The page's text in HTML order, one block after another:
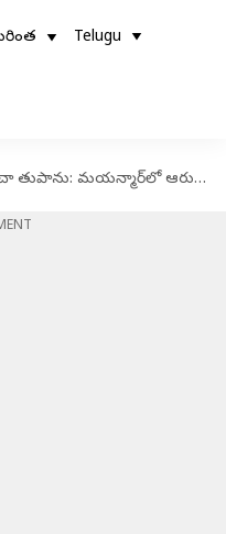
Telugu
మయన్మార్‌లో ఆరుగురు మృతి, 700 మందికి గాయాలు